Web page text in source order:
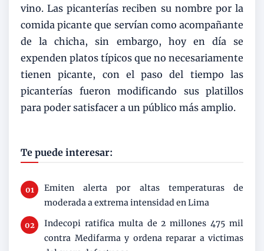
vino. Las picanterías reciben su nombre por la
comida picante que servían como acompañante
de la chicha, sin embargo, hoy en día se
expenden platos típicos que no necesariamente
tienen picante, con el paso del tiempo las
picanterías fueron modificando sus platillos
para poder satisfacer a un público más amplio.
Te puede interesar:
Emiten alerta por altas temperaturas de
moderada a extrema intensidad en Lima
Indecopi ratifica multa de 2 millones 475 mil
contra Medifarma y ordena reparar a victimas